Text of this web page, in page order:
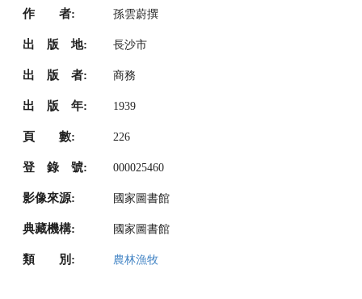
作 者: 孫雲蔚撰
出 版 地: 長沙市
出 版 者: 商務
出 版 年: 1939
頁 數: 226
登 錄 號: 000025460
影像來源: 國家圖書館
典藏機構: 國家圖書館
類 別: 農林漁牧